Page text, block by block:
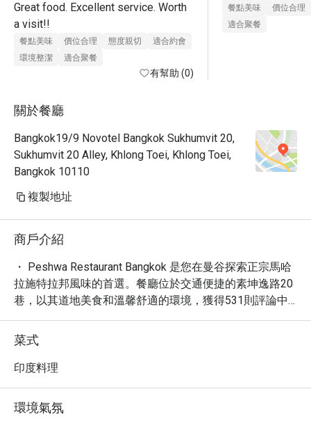
Great food. Excellent service. Worth
a visit!!
餐點美味 價位合理 態度親切
適合約會
環境整潔
適合聚餐
有幫助 (0)
餐點美味
價位合理
適合聚餐
關於餐廳
Bangkok19/9 Novotel Bangkok Sukhumvit 20,
Sukhumvit 20 Alley, Khlong Toei, Khlong Toei,
Bangkok 10110
複製地址
商戶介紹
・ Peshwa Restaurant Bangkok 是您在曼谷探索正宗馬哈
拉施特拉邦風味的首選。餐廳位於交通便捷的素坤逸路20
巷，以其道地美食和溫馨舒適的環境，獲得531則評論中
4.8的高分肯定。這裡供應全天候餐點，特別推薦必嚐的招
牌菜餚，如香辣的Misal Pav、經典的Vada Pav以及香甜的
Puran Poli。無論獨自用餐或團體聚餐，Peshwa都能提供
休閒、安靜且令人愉悅的用餐體驗。
受高達五折的獨家優惠。立即預訂，以超值價格品嚐地道
的印度馬拉地美食，享受無與倫比的用餐體驗。
菜式
印度料理
環境氣氛